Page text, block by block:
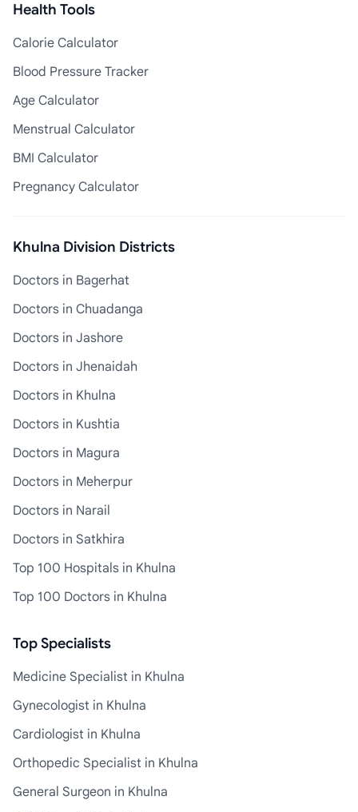
Health Tools
Calorie Calculator
Blood Pressure Tracker
Age Calculator
Menstrual Calculator
BMI Calculator
Pregnancy Calculator
Khulna Division Districts
Doctors in Bagerhat
Doctors in Chuadanga
Doctors in Jashore
Doctors in Jhenaidah
Doctors in Khulna
Doctors in Kushtia
Doctors in Magura
Doctors in Meherpur
Doctors in Narail
Doctors in Satkhira
Top 100 Hospitals in Khulna
Top 100 Doctors in Khulna
Top Specialists
Medicine Specialist in Khulna
Gynecologist in Khulna
Cardiologist in Khulna
Orthopedic Specialist in Khulna
General Surgeon in Khulna